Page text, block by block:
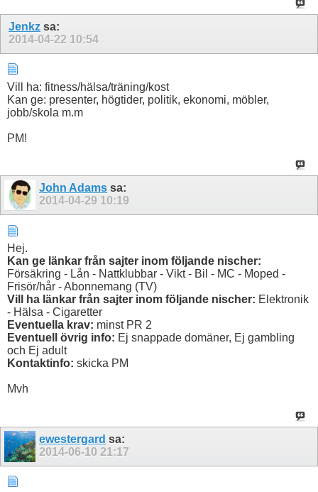
Jenkz sa:
2014-04-22 10:54
Vill ha: fitness/hälsa/träning/kost
Kan ge: presenter, högtider, politik, ekonomi, möbler,
jobb/skola m.m
PM!
John Adams sa:
2014-04-29 10:19
Hej.
Kan ge länkar från sajter inom följande nischer:
Försäkring - Lån - Nattklubbar - Vikt - Bil - MC - Moped -
Frisör/hår - Abonnemang (TV)
Vill ha länkar från sajter inom följande nischer: Elektronik
- Hälsa - Cigaretter
Eventuella krav: minst PR 2
Eventuell övrig info: Ej snappade domäner, Ej gambling
och Ej adult
Kontaktinfo: skicka PM
Mvh
ewestergard sa:
2014-06-10 21:17